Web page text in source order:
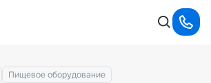
Пищевое оборудование